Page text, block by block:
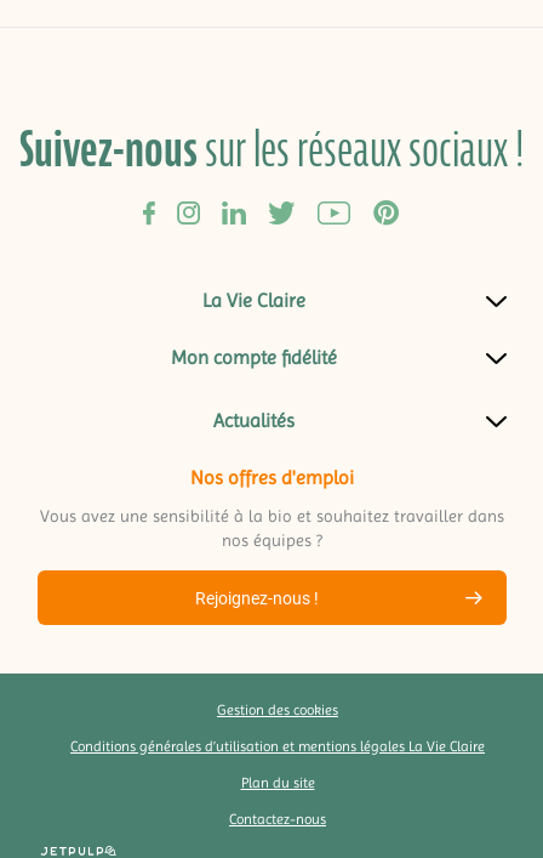
Suivez-noussur les réseaux sociaux !
La Vie Claire
Mon compte fidélité
Actualités
Nos offres d'emploi
Vous avez une sensibilité à la bio et souhaitez travailler dans
nos équipes ?
Rejoignez-nous !
Gestion des cookies
Conditions générales d’utilisation et mentions légales La Vie Claire
Plan du site
Contactez-nous